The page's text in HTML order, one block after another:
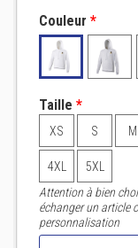
Couleur *
Taille *
XS S M
4XL
5XL
Attention à bien
échanger un article
personnalisation